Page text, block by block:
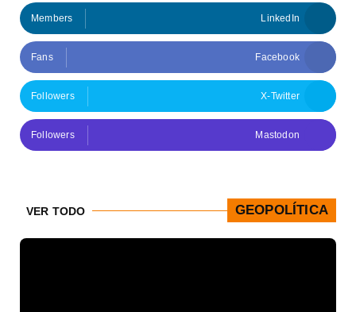
LinkedIn
Members
Facebook
Fans
X-Twitter
Followers
Mastodon
Followers
GEOPOLÍTICA
VER TODO